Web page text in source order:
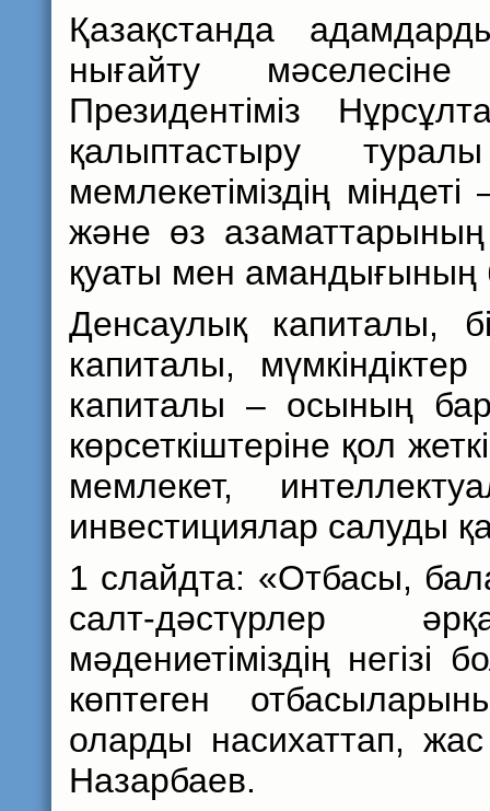
Қазақстанда
нығайту
Президентіміз
қалыптастыру
мемлекетіміздің
және өз азаматтарының
қуаты мен амандығының
Денсаулық капиталы,
капиталы,
капиталы – осының
көрсеткіштеріне қол
мемлекет,
инвестициялар салуды
1 слайдта: «Отбасы,
салт-дәстүрлер
мәдениетіміздің
көптеген
оларды насихаттап,
Назарбаев.